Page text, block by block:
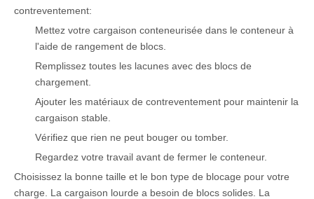
contreventement:
Mettez votre cargaison conteneurisée dans le conteneur à
l'aide de rangement de blocs.
Remplissez toutes les lacunes avec des blocs de
chargement.
Ajouter les matériaux de contreventement pour maintenir la
cargaison stable.
Vérifiez que rien ne peut bouger ou tomber.
Regardez votre travail avant de fermer le conteneur.
Choisissez la bonne taille et le bon type de blocage pour votre
charge. La cargaison lourde a besoin de blocs solides. La